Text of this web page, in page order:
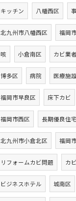
キッチン 八幡西区
北九州市八幡西区 福岡
咳 小倉南区 カビ業者
博多区 病院 医療施
福岡市早良区 床下カビ
福岡市西区 長期優良住宅
北九州市小倉北区 福岡
リフォームカビ問題 カ
ビジネスホテル 城南区